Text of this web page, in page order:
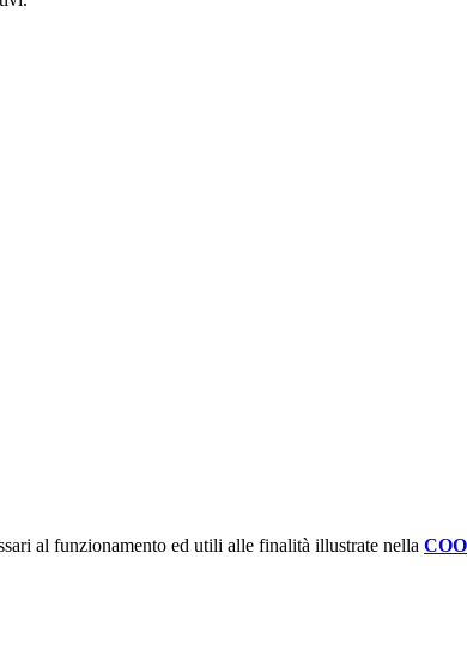
al funzionamento ed utili alle finalità illustrate nella